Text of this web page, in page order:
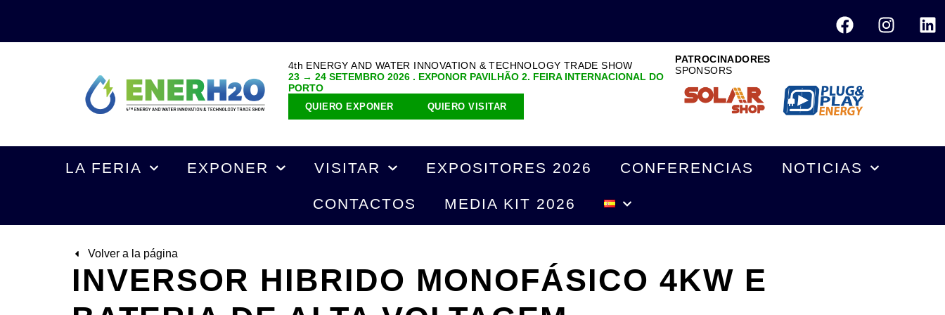
4th ENERGY AND WATER INNOVATION & TECHNOLOGY TRADE SHOW
23 → 24 SETEMBRO 2026 . EXPONOR PAVILHÃO 2. FEIRA INTERNACIONAL DO
PORTO
QUIERO EXPONER QUIERO VISITAR
PATROCINADORES
SPONSORS
LA FERIA EXPONER VISITAR EXPOSITORES 2026 CONFERENCIAS NOTICIAS
CONTACTOS MEDIA KIT 2026
Volver a la página
INVERSOR HIBRIDO MONOFÁSICO 4KW E